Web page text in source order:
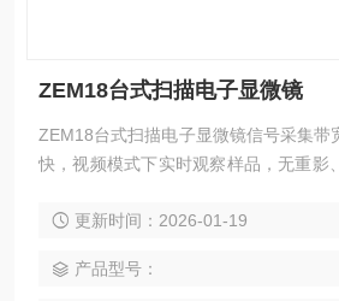
ZEM18台式扫描电子显微镜
ZEM18台式扫描电子显微镜信号采集带
快，视频模式下实时观察样品，无重影
更新时间：2026-01-19
产品型号：